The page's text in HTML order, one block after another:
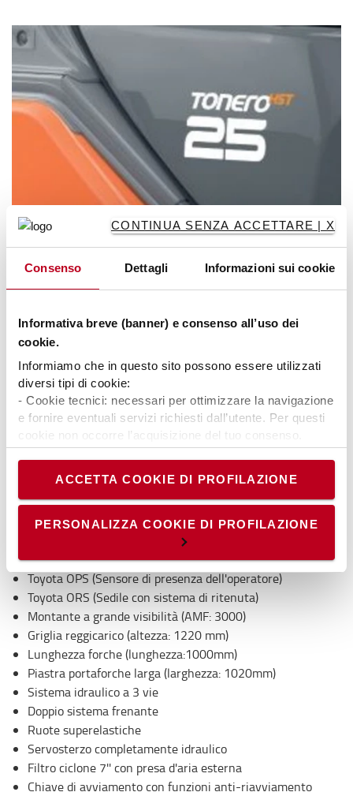
CONTINUA SENZA ACCETTARE | X
Consenso Dettagli Informazioni sui cookie
Informativa breve (banner) e consenso all’uso dei
cookie.
Informiamo che in questo sito possono essere utilizzati
diversi tipi di cookie:
- Cookie tecnici: necessari per ottimizzare la navigazione
e fornire eventuali servizi richiesti dall’utente. Per questi
cookie non occorre l’acquisizione del tuo consenso.
- Cookie analytics/statistici: equiparati ai tecnici, sono
aggregate, al fine di ottimizzare il sito. Per questi cookie
non occorre l’acquisizione del tuo consenso.
- Cookie di profilazione/marketing: sono utilizzati, solo
previo tuo consenso, per esaminare le tue abitudini di
navigazione e mostrarti quindi avvisi pubblicitari mirati, in
linea con le tue preferenze.
Ti chiediamo di effettuare le tue scelte sull’utilizzo dei
cookie di profilazione, selezionando uno dei bottoni sotto
riportati. Puoi avere maggiori dettagli visionando
Informativa estesa cookie . La chiusura del presente
banner comporterà il permanere dei soli cookie tecnici ed
analytics, per i quali non occorre il tuo consenso. Potrai
comunque modificare le tue scelte in qualsiasi momento,
accedendo al link presente nel footer.
ACCETTA COOKIE DI PROFILAZIONE
PERSONALIZZA COOKIE DI PROFILAZIONE
La trasmissione idrostatica offre un rapido cambio di
direzione e un effetto frenante automatico in
combinazione con il funzionamento contemporaneo e
indipendente di trazione e sollevamento, ideale (ad es.) per
il carico/scarico dei camion . Inoltre, il sistema di frenatura
con dischi a bagno d'olio senza manutenzione garantisce
minimi.
Specifiche tecniche
Toyota SAS (Sistema di Stabilità Attiva)
Toyota OPS (Sensore di presenza dell'operatore)
Toyota ORS (Sedile con sistema di ritenuta)
Montante a grande visibilità (AMF: 3000)
Griglia reggicarico (altezza: 1220 mm)
Lunghezza forche (lunghezza:1000mm)
Piastra portaforche larga (larghezza: 1020mm)
Sistema idraulico a 3 vie
Doppio sistema frenante
Ruote superelastiche
Servosterzo completamente idraulico
Filtro ciclone 7'' con presa d'aria esterna
Chiave di avviamento con funzioni anti-riavviamento